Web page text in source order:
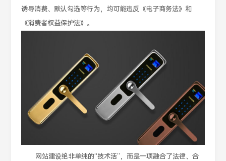
诱导消费、默认勾选等行为，均可能违反《电子商务法》和
《消费者权益保护法》。
网站建设绝非单纯的“技术活”，而是一项融合了法律、合